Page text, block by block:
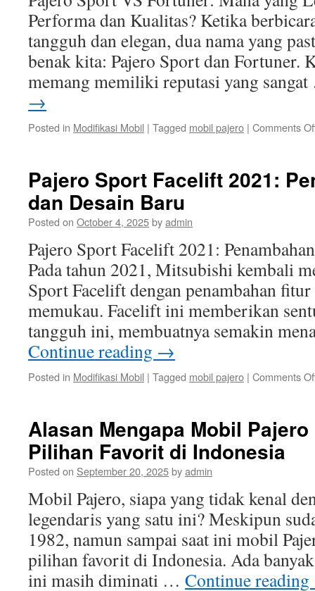
Performa dan Kualitas? Ketika
tangguh dan elegan, dua nama yang
benak kita: Pajero Sport dan Fortuner.
memang memiliki reputasi yang
→
Posted in Modifikasi Mobil | Tagged mobil pajero | Comments
Pajero Sport Facelift 2021:
dan Desain Baru
Posted on October 4, 2025byadmin
Pajero Sport Facelift 2021:
Pada tahun 2021, Mitsubishi kembali
Sport Facelift dengan penambahan
memukau. Facelift ini memberikan
tangguh ini, membuatnya semakin
Continue reading →
Posted in Modifikasi Mobil | Tagged mobil pajero | Comments
Alasan Mengapa Mobil
Pilihan Favorit di Indonesia
Posted on September 20, 2025byadmin
Mobil Pajero, siapa yang tidak kenal
legendaris yang satu ini? Meskipun
1982, namun sampai saat ini mobil
pilihan favorit di Indonesia. Ada
ini masih diminati … Continue reading